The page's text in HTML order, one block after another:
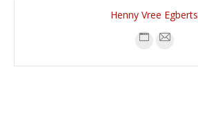
Henny Vree Egberts